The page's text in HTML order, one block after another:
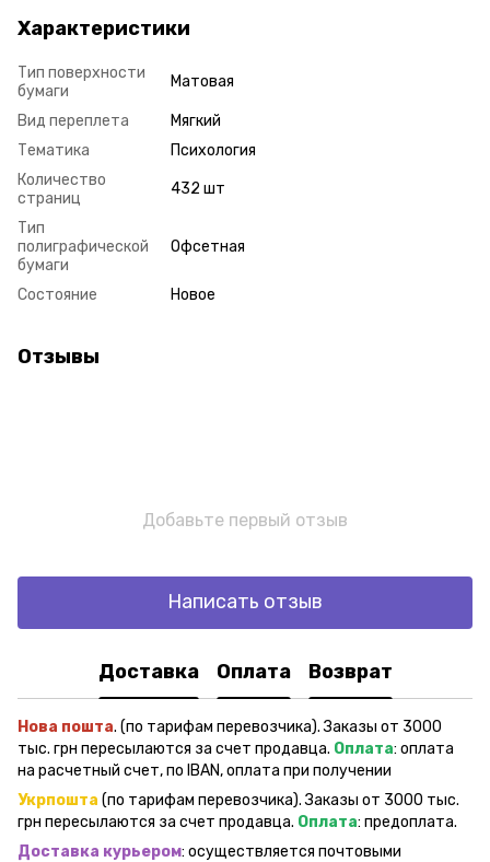
Характеристики
Тип поверхности
бумаги
Матовая
Вид переплета
Мягкий
Тематика
Психология
Количество
страниц
432 шт
Тип
полиграфической
бумаги
Офсетная
Состояние Новое
Отзывы
Добавьте первый отзыв
Написать отзыв
Доставка Оплата Возврат
Нова пошта. (по тарифам перевозчика). Заказы от 3000
тыс. грн пересылаются за счет продавца. Оплата: оплата
на расчетный счет, по IBAN, оплата при получении
Укрпошта (по тарифам перевозчика). Заказы от 3000 тыс.
грн пересылаются за счет продавца. Оплата: предоплата.
Доставка курьером: осуществляется почтовыми